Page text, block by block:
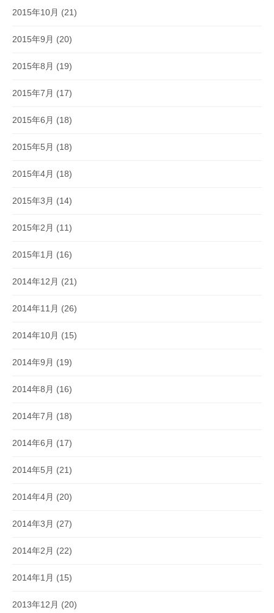
2015年10月 (21)
2015年9月 (20)
2015年8月 (19)
2015年7月 (17)
2015年6月 (18)
2015年5月 (18)
2015年4月 (18)
2015年3月 (14)
2015年2月 (11)
2015年1月 (16)
2014年12月 (21)
2014年11月 (26)
2014年10月 (15)
2014年9月 (19)
2014年8月 (16)
2014年7月 (18)
2014年6月 (17)
2014年5月 (21)
2014年4月 (20)
2014年3月 (27)
2014年2月 (22)
2014年1月 (15)
2013年12月 (20)